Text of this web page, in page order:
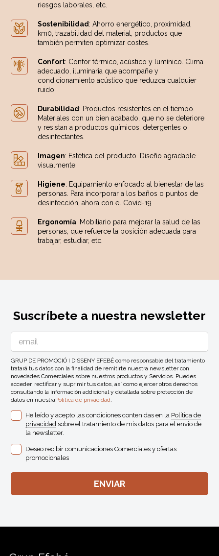
riesgos laborales, etc.
Sostenibilidad : Ahorro energético, proximidad,
km0, trazabilidad del material, productos que
también permiten optimizar costes.
Confort: Confor térmico, acústico y lumínico. Clima
adecuado, iluminaria que acompañe y
condicionamiento acústico que reduzca cualquier
ruido.
Durabilidad : Productos resistentes en el tiempo.
Materiales con un bien acabado, que no se deteriore
y resistan a productos químicos, detergentes o
desinfectantes.
Imagen: Estética del producto. Diseño agradable
visualmente.
Higiene: Equipamiento enfocado al bienestar de las
personas. Para incorporar a los baños o puntos de
desinfección, ahora con el Covid-19.
Ergonomía: Mobiliario para mejorar la salud de las
personas, que refuerce la posición adecuada para
trabajar, estudiar, etc.
Suscríbete a nuestra newsletter
GRUP DE PROMOCIÓ I DISSENY EFEBÉ como responsable del tratamiento
tratará tus datos con la finalidad de remitirte nuestra newsletter con
novedades Comerciales sobre nuestros productos y Servicios. Puedes
acceder, rectificar y suprimir tus datos, así como ejercer otros derechos
consultando la información addicional y detallada sobre protección de
datos en nuestraPolítica de privacidad
He leído y acepto las condiciones contenidas en la Política de
privacidad sobre el tratamiento de mis datos para el envio de
la newsletter.
Deseo recibir comunicaciones Comerciales y ofertas
promocionales